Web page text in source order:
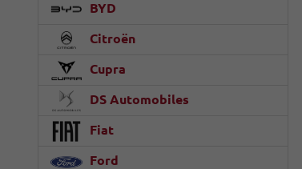
BYD
Citroën
Cupra
DS Automobiles
Fiat
Ford